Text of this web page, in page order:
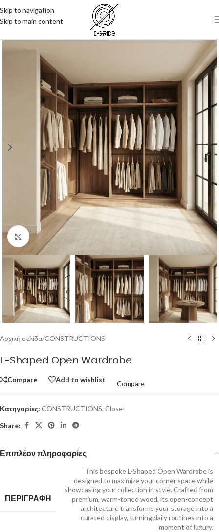
Skip to navigation
Skip to main content
Click to enlarge
Αρχική σελίδα/CONSTRUCTIONS
L-Shaped Open Wardrobe
Compare Add to wishlist
Compare
Κατηγορίες: CONSTRUCTIONS, Closet
Share:
Επιπλέον πληροφορίες
ΠΕΡΙΓΡΑΦΗ
This bespoke L-Shaped Open Wardrobe is
designed to maximize your corner space while
showcasing your collection in style. Crafted from
premium, warm-toned wood, its open-concept
architecture transforms your storage into a
curated display, turning daily routines into a
moment of luxury.